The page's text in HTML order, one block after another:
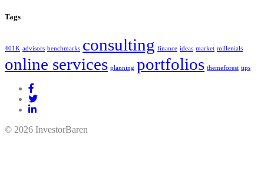
Tags
401K advisors benchmarks consulting finance ideas market millenials
online services planning portfolios themeforest tips
© 2026 InvestorBaren